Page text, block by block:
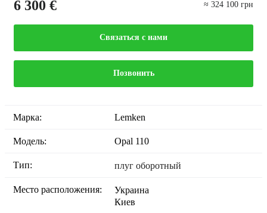
6 300 € ≈ 324 100 грн
Связаться с нами
Позвонить
Марка: Lemken
Модель: Opal 110
Тип: плуг оборотный
Место расположения:
Украина
Киев